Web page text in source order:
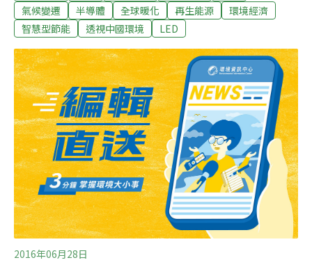
礦」（ion-absorption rare earth）的儲採比已降至15。也
就是說，如果保持當年的開採量，這種富含中重稀土
（MHREE）的礦產資源只能再開採15年左右。三年後，
在距離贛州市一萬多公里的法國巴黎，全球190多個國家
達成了劃時代的《巴黎氣候協定》。當人們歡呼慶祝全球
走上「去碳化」道路時，可能並沒有人注意到，中國中南
部的這個小城的命運對於實現這一目標有著怎樣的影響。
事實上，象徵著清潔、智能、低碳未來的科技產品幾乎無
一能離開稀土。問題是，是否有足夠的稀土資源來滿足我
們所暢想的清潔和智能未來？ 在過去20年間供應了全球
90%以上的
氣候變遷
半導體 全球暖化 再生能源
環境經濟
智慧型節能
透視中國環境 LED
2016年06月28日